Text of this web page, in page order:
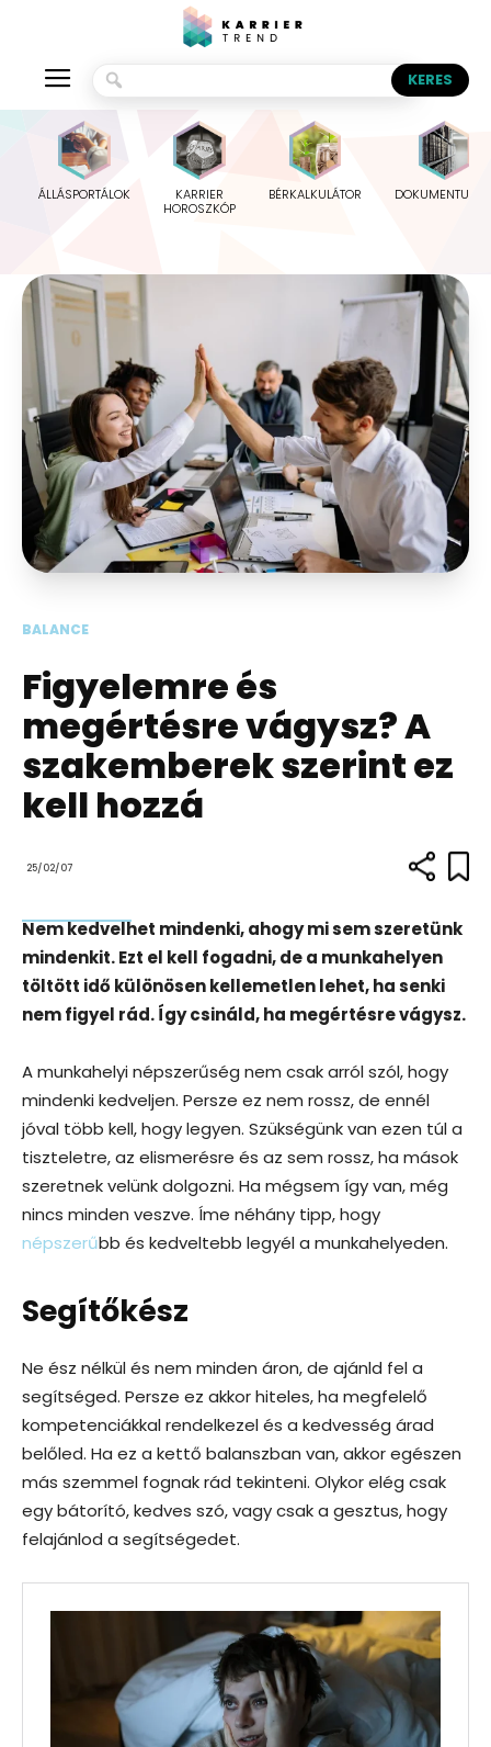
ÁLLÁSPORTÁLOK
KARRIER
HOROSZKÓP
BÉRKALKULÁTOR
BALANCE
Figyelemre és
megértésre vágysz? A
szakemberek szerint ez
kell hozzá
25/02/07
Nem kedvelhet mindenki, ahogy mi sem szeretünk
mindenkit. Ezt el kell fogadni, de a munkahelyen
töltött idő különösen kellemetlen lehet, ha senki
nem figyel rád. Így csináld, ha megértésre vágysz.
A munkahelyi népszerűség nem csak arról szól, hogy
mindenki kedveljen. Persze ez nem rossz, de ennél
jóval több kell, hogy legyen. Szükségünk van ezen túl a
tiszteletre, az elismerésre és az sem rossz, ha mások
szeretnek velünk dolgozni. Ha mégsem így van, még
nincs minden veszve. Íme néhány tipp, hogy
népszerűbb és kedveltebb legyél a munkahelyeden.
Segítőkész
Ne ész nélkül és nem minden áron, de ajánld fel a
segítséged. Persze ez akkor hiteles, ha megfelelő
kompetenciákkal rendelkezel és a kedvesség árad
belőled. Ha ez a kettő balanszban van, akkor egészen
más szemmel fognak rád tekinteni. Olykor elég csak
egy bátorító, kedves szó, vagy csak a gesztus, hogy
felajánlod a segítségedet.